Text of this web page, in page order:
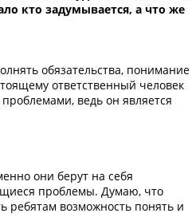
кто задумывается, а что же
обязательства, понимание
ответственный человек
ведь он является
они берут на себя
проблемы. Думаю, что
ребятам возможность понять и